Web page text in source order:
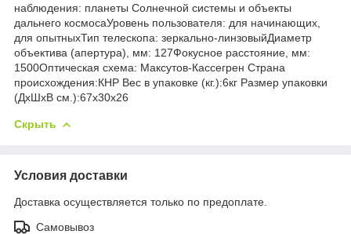
наблюдения: планеты Солнечной системы и объекты
дальнего космосаУровень пользователя: для начинающих,
для опытныхТип телескопа: зеркально-линзовыйДиаметр
объектива (апертура), мм: 127Фокусное расстояние, мм:
1500Оптическая схема: Максутов-Кассегрен Страна
происхождения:КНР Вес в упаковке (кг.):6кг Размер упаковки
(ДхШхВ см.):67x30x26
Скрыть
Условия доставки
Доставка осуществляется только по предоплате.
Самовывоз